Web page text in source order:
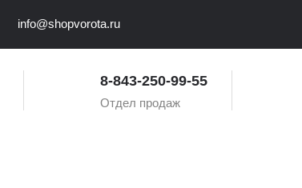
info@shopvorota.ru
8-843-250-99-55
Отдел продаж